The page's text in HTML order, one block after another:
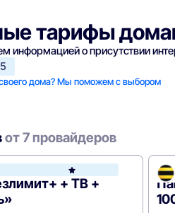
тарифы
информацией о присутствии
5
дома? Мы поможем с выбором
от 7 провайдеров
+ ТВ +